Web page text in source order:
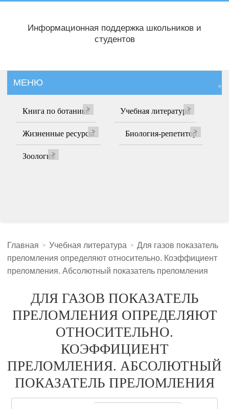
Информационная поддержка школьников и
студентов
МЕНЮ
Книга по ботанике Учебная литература
Жизненные ресурсы Биология-репетитор
Зоология
Главная Учебная литература
Для газов показатель
преломления определяют относительно. Коэффициент
преломления. Абсолютный показатель преломления
ДЛЯ ГАЗОВ ПОКАЗАТЕЛЬ
ПРЕЛОМЛЕНИЯ ОПРЕДЕЛЯЮТ
ОТНОСИТЕЛЬНО.
КОЭФФИЦИЕНТ
ПРЕЛОМЛЕНИЯ. АБСОЛЮТНЫЙ
ПОКАЗАТЕЛЬ ПРЕЛОМЛЕНИЯ